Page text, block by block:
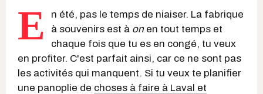
E
n été, pas le temps de niaiser. La fabrique
à souvenirs est à on en tout temps et
chaque fois que tu es en congé, tu veux
en profiter. C'est parfait ainsi, car ce ne sont pas
les activités qui manquent. Si tu veux te planifier
une panoplie de choses à faire à Laval et